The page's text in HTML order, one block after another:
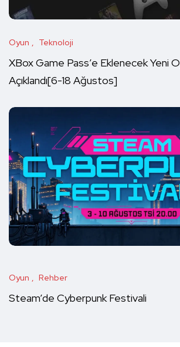
Oyun Teknoloji
XBox Game Pass’e Eklenecek Yeni
Açıklandı[6-18 Ağustos]
Oyun Rehber
Steam’de Cyberpunk Festivali